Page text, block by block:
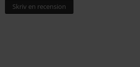
Skriv en recension